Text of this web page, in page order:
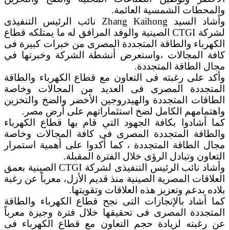
والمحطات الشمسية العائمة.
وأشاد السيد Zhang Kaihong نائب الرئيس التنفيذى
لشركة CTGI الصينية والوفد المرافق له ما يمتلكه قطاع
الكهرباء والطاقة المتجددة المصرى من خبرات كبیرة فى
كافة المجالات ،واستعرض أنشطة الشركة وخبرتها في
مجال الطاقة المتجددة.
وأكد على رغبته فى التعاون مع قطاع الكهرباء والطاقة
المتجددة المصرى فى العديد من المجالات وخاصة
الطاقات المتجددة والهيدروجين الأخضر والضخ والتخزين
واهتمامهم الكامل لضخ استثماراتهم على أرض مصر.
كما أشادوا بكافة الجهود التي قام بها قطاع الكهرباء
والطاقة المتجددة المصرى فى كافة المجالات وخاصة
مجال الطاقة المتجددة ، كما أكدوا على أهمية استمرار
التعاون وتبادل الرؤى خلال الفترة المقبلة.
وأشاد نائب الرئيس التنفيذى لشركة CTGI الصينية بعمق
العلاقات المصرية الصينية منذ قديم الأزل، معرباً عن رغبة
بلاده بدعم وتعزيز هذه العلاقات وتقويتها.
كما أشاد بالإنجازات التى نجح قطاع الكهرباء والطاقة
المتجددة المصرى فى تحقيقها خلال فترة وجيزة معرباً
عن رغبته لزيادة حجم التعاون مع قطاع الكهرباء فى